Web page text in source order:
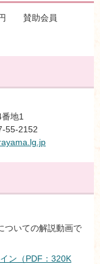
円 賛助会員
地1
55-2152
ついての解説動画で
ン（PDF：320K